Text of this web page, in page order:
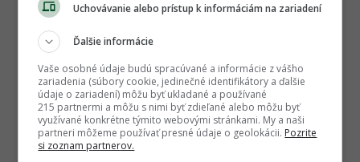
05.12.2023 POUŽITÝ TOVAR
Málo používaný nábytok
Uchovávanie alebo prístup k informáciám na zariadení
Ďalšie informácie
Vaše osobné údaje budú spracúvané a informácie z vášho
zariadenia (súbory cookie, jedinečné identifikátory a ďalšie
údaje o zariadení) môžu byť ukladané a používané
215 partnermi a môžu s nimi byť zdieľané alebo môžu byť
využívané konkrétne týmito webovými stránkami. My a naši
partneri môžeme používať presné údaje o geolokácii. Pozrite
si zoznam partnerov.